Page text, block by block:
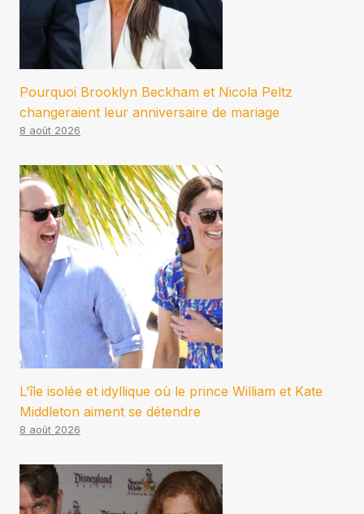
Pourquoi Brooklyn Beckham et Nicola Peltz
changeraient leur anniversaire de mariage
8 août 2026
L’île isolée et idyllique où le prince William et Kate
Middleton aiment se détendre
8 août 2026